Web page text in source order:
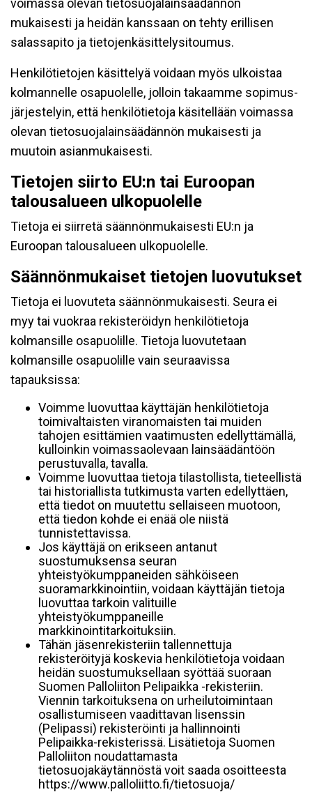
voimassa olevan tietosuojalainsäädännön
mukaisesti ja heidän kanssaan on tehty erillisen
salassapito ja tietojenkäsittelysitoumus.
Henkilötietojen käsittelyä voidaan myös ulkoistaa
kolmannelle osapuolelle, jolloin takaamme sopimus-
järjestelyin, että henkilötietoja käsitellään voimassa
olevan tietosuojalainsäädännön mukaisesti ja
muutoin asianmukaisesti.
Tietojen siirto EU:n tai Euroopan
talousalueen ulkopuolelle
Tietoja ei siirretä säännönmukaisesti EU:n ja
Euroopan talousalueen ulkopuolelle.
Säännönmukaiset tietojen luovutukset
Tietoja ei luovuteta säännönmukaisesti. Seura ei
myy tai vuokraa rekisteröidyn henkilötietoja
kolmansille osapuolille. Tietoja luovutetaan
kolmansille osapuolille vain seuraavissa
tapauksissa:
Voimme luovuttaa käyttäjän henkilötietoja
toimivaltaisten viranomaisten tai muiden
tahojen esittämien vaatimusten edellyttämällä,
kulloinkin voimassaolevaan lainsäädäntöön
perustuvalla, tavalla.
Voimme luovuttaa tietoja tilastollista, tieteellistä
tai historiallista tutkimusta varten edellyttäen,
että tiedot on muutettu sellaiseen muotoon,
että tiedon kohde ei enää ole niistä
tunnistettavissa.
Jos käyttäjä on erikseen antanut
suostumuksensa seuran
yhteistyökumppaneiden sähköiseen
suoramarkkinointiin, voidaan käyttäjän tietoja
luovuttaa tarkoin valituille
yhteistyökumppaneille
markkinointitarkoituksiin.
Tähän jäsenrekisteriin tallennettuja
rekisteröityjä koskevia henkilötietoja voidaan
heidän suostumuksellaan syöttää suoraan
Suomen Palloliiton Pelipaikka -rekisteriin.
Viennin tarkoituksena on urheilutoimintaan
osallistumiseen vaadittavan lisenssin
(Pelipassi) rekisteröinti ja hallinnointi
Pelipaikka-rekisterissä. Lisätietoja Suomen
Palloliiton noudattamasta
tietosuojakäytännöstä voit saada osoitteesta
https://www.palloliitto.fi/tietosuoja/